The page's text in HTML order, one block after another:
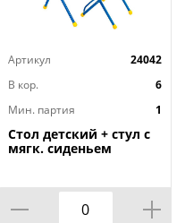
Артикул
24042
В кор.
6
Мин. партия
1
Стол детский + стул с
мягк. сиденьем
КП2, цвет в
ассортименте, НИКА,